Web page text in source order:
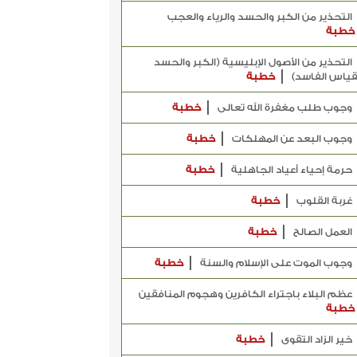
التحذير من الكبر والحسد والرياء والعجب
خطبة
التحذير من الأصول الإبليسية (الكبر والحسد
الفاسد)
خطبة
وجوب طلب مغفرة الله تعالى خطبة
وجوب البعد عن المهلكات خطبة
حرمة إحياء أعياد الجاهلية خطبة
غربة القلوب خطبة
العمل الصالح خطبة
وجوب الموت على الإسلام والسنة خطبة
عظم البلاء باجتراء الكافرين وهجوم المنافقين
خطبة
خير الزاد التقوى خطبة